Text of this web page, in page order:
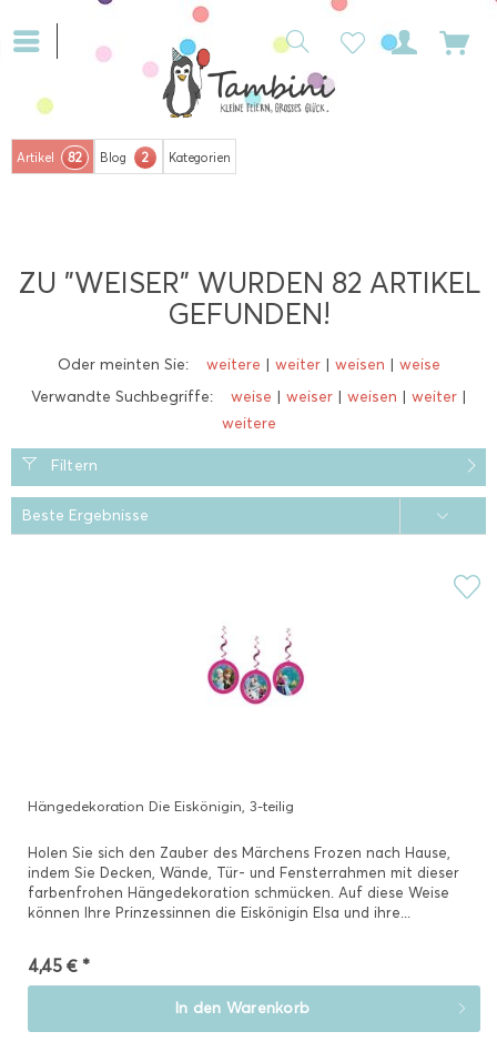
Artikel 82 Blog 2 Kategorien
ZU "WEISER" WURDEN 82ARTIKEL
GEFUNDEN!
Oder meinten Sie: weitere | weiter| weisen | weise
Verwandte Suchbegriffe:
weise | weiser| weisen | weiter|
weitere
Filtern
Hängedekoration Die Eiskönigin, 3-teilig
Holen Sie sich den Zauber des Märchens Frozen nach Hause,
indem Sie Decken, Wände, Tür- und Fensterrahmen mit dieser
farbenfrohen Hängedekoration schmücken. Auf diese Weise
können Ihre Prinzessinnen die Eiskönigin Elsa und ihre...
4,45 € *
In den Warenkorb